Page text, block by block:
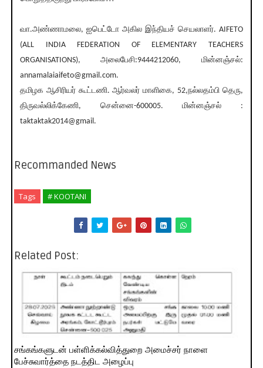
வா.அண்ணாமலை, ஐபெட்டோ அகில இந்தியச் செயலாளர். AIFETO
(ALL INDIA FEDERATION OF ELEMENTARY TEACHERS
ORGANISATIONS), அலைபேசி:9444212060, மின்னஞ்சல்:
annamalaiaifeto@gmail.com.
தமிழக ஆசிரியர் கூட்டணி. ஆர்வலர் மாளிகை, 52,நல்லதம்பி தெரு,
திருவல்லிக்கேணி, சென்னை-600005. மின்னஞ்சல் :
taktaktak2014@gmail.
Recommanded News
Tags # KOOTANI
Related Post:
சங்கங்களுடன் பள்ளிக்கல்வித்துறை அமைச்சர் நாளை
பேச்சுவார்த்தை நடத்திட அழைப்பு